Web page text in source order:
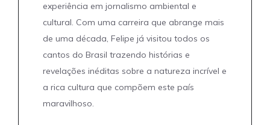
experiência em jornalismo ambiental e
cultural. Com uma carreira que abrange mais
de uma década, Felipe já visitou todos os
cantos do Brasil trazendo histórias e
revelações inéditas sobre a natureza incrível e
a rica cultura que compõem este país
maravilhoso.